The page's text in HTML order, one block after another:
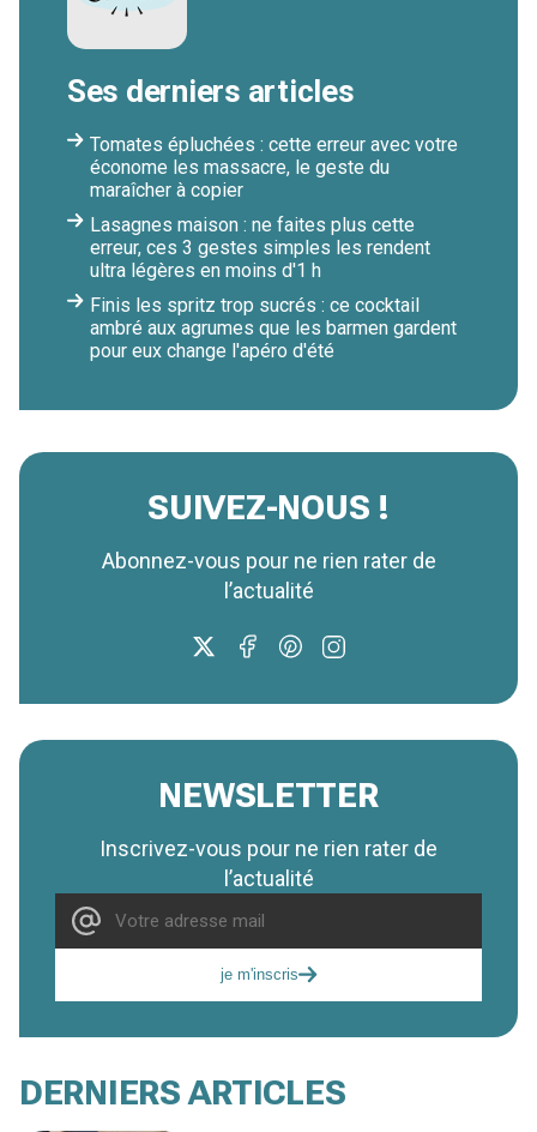
Ses derniers articles
Tomates épluchées : cette erreur avec votre
économe les massacre, le geste du
maraîcher à copier
Lasagnes maison : ne faites plus cette
erreur, ces 3 gestes simples les rendent
ultra légères en moins d'1 h
Finis les spritz trop sucrés : ce cocktail
ambré aux agrumes que les barmen gardent
pour eux change l'apéro d'été
SUIVEZ-NOUS !
Abonnez-vous pour ne rien rater de
l’actualité
NEWSLETTER
Inscrivez-vous pour ne rien rater de
l’actualité
je m'inscris
DERNIERS ARTICLES